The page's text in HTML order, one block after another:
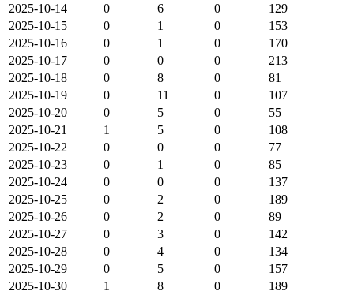
2025-10-14
0 6 0
129
2025-10-15
0 1 0
153
2025-10-16
0 1 0
170
2025-10-17
0 0 0
213
2025-10-18
0 8 0
81
2025-10-19
0 11 0
107
2025-10-20
0 5 0
55
2025-10-21
1 5 0
108
2025-10-22
0 0 0
77
2025-10-23
0 1 0
85
2025-10-24
0 0 0
137
2025-10-25
0 2 0
189
2025-10-26
0 2 0
89
2025-10-27
0 3 0
142
2025-10-28
0 4 0
134
2025-10-29
0 5 0
157
2025-10-30
1 8 0
189